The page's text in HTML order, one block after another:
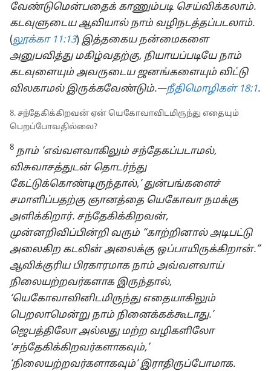
வேண்டுமென்பதைக் காணும்படி செய்விக்கலாம்.
கடவுளுடைய ஆவியால் நாம் வழிநடத்தப்படலாம்.
(லூக்கா 11:13) இத்தகைய நன்மைகளை
அனுபவித்து மகிழ்வதற்கு, நியாயப்படியே நாம்
கடவுளையும் அவருடைய ஜனங்களையும் விட்டு
விலகாமல் இருக்கவேண்டும்.—நீதிமொழிகள் 18:1.
8. சந்தேகிக்கிறவன் ஏன் யெகோவாவிடமிருந்து எதையும்
பெறப்போவதில்லை?
8 நாம் ‘எவ்வளவாகிலும் சந்தேகப்படாமல்,
விசுவாசத்துடன் தொடர்ந்து
கேட்டுக்கொண்டிருந்தால்,’ துன்பங்களைச்
சமாளிப்பதற்கு ஞானத்தை யெகோவா நமக்கு
அளிக்கிறார். சந்தேகிக்கிறவன்,
முன்னறிவிப்பின்றி வரும் “காற்றினால் அடிபட்டு
அலைகிற கடலின் அலைக்கு ஒப்பாயிருக்கிறான்.”
ஆவிக்குரிய பிரகாரமாக நாம் அவ்வளவாய்
நிலையற்றவர்களாக இருந்தால்,
‘யெகோவாவினிடமிருந்து எதையாகிலும்
பெறலாமென்று நாம் நினைக்கக்கூடாது.’
ஜெபத்திலோ அல்லது மற்ற வழிகளிலோ
‘சந்தேகிக்கிறவர்களாகவும்,’
‘நிலையற்றவர்களாகவும்’ இராதிருப்போமாக.